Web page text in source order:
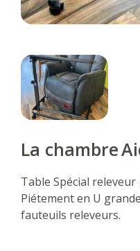
La chambre
Table Spécial releveur
Piétement en U
fauteuils releveurs.